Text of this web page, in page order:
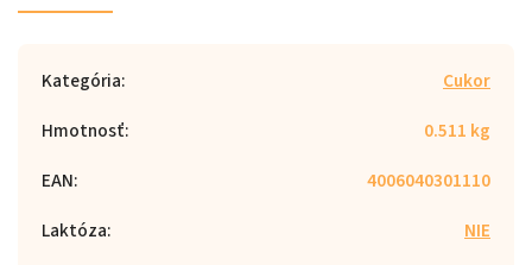
Kategória:
Cukor
Hmotnosť:
0.511 kg
EAN:
4006040301110
Laktóza:
NIE